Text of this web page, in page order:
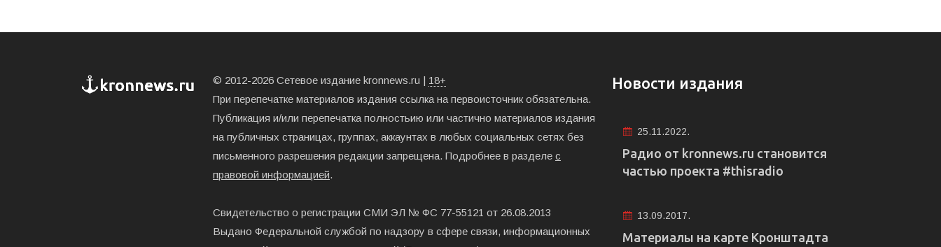
© 2012-2026 Сетевое издание kronnews.ru | 18+
При перепечатке материалов издания ссылка на первоисточник обязательна.
Публикация и/или перепечатка полностьию или частично материалов издания
на публичных страницах, группах, аккаунтах в любых социальных сетях без
письменного разрешения редакции запрещена. Подробнее в разделе с
правовой информацией.
Свидетельство о регистрации СМИ ЭЛ № ФС 77-55121 от 26.08.2013
Выдано Федеральной службой по надзору в сфере связи, информационных
Новости издания
25.11.2022.
Радио от kronnews.ru становится
частью проекта #thisradio
13.09.2017.
Материалы на карте Кронштадта